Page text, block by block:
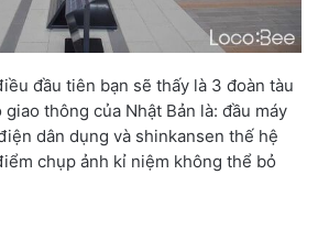
đầu tiên bạn sẽ thấy là 3 đoàn tàu
thông của Nhật Bản là: đầu máy
dân dụng và shinkansen thế hệ
chụp ảnh kỉ niệm không thể bỏ